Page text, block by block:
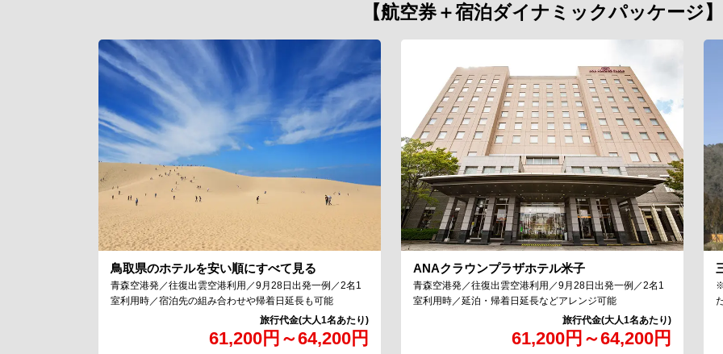
【航空券＋宿泊ダイナミックパッケージ】
鳥取県のホテルを安い順にすべて見る
61,200円 ～64,200円
青森空港発／往復出雲空港利用／9月28日出発一例／2名1
室利用時／宿泊先の組み合わせや帰着日延長も可能
ANAクラウンプラザホテル米子
61,200円 ～64,200円
青森空港発／往復出雲空港利用／9月28日出発一例／2名1
室利用時／延泊・帰着日延長などアレンジ可能